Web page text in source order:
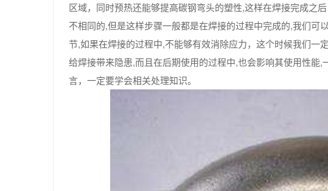
区域，同时预热还能够提高碳钢弯头的塑性,这样在焊接完成之
不相同的,但是这样步骤一般都是在焊接的过程中完成的,我们
节,如果在焊接的过程中,不能够有效消除应力，这个时候我们
给焊接带来隐患,而且在后期使用的过程中,也会影响其使用性
言，一定要学会相关处理知识。